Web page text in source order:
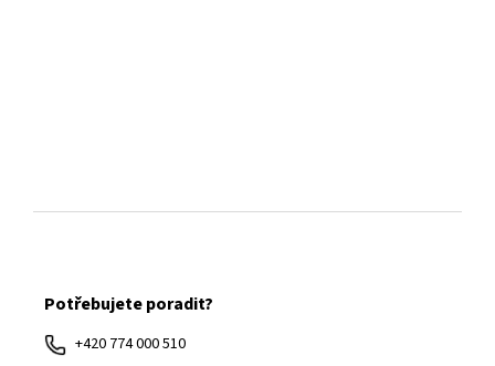
Potřebujete poradit?
+420 774 000 510